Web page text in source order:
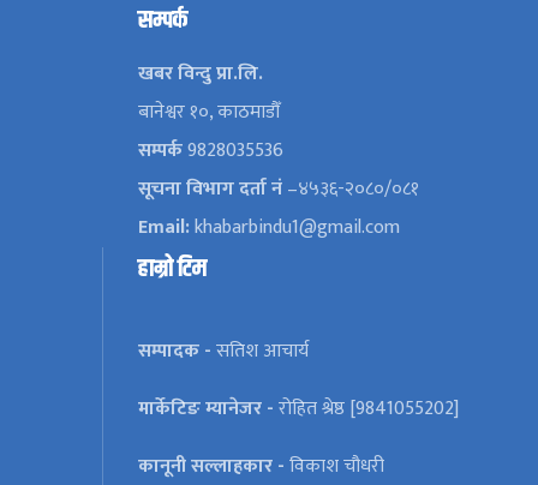
सम्पर्क
खबर विन्दु प्रा.लि.
बानेश्वर १०, काठमाडौँ
सम्पर्क9828035536
सूचना विभाग दर्ता नं–४५३६-२०८०/०८१
Email:khabarbindu1@gmail.com
हाम्रो टिम
सम्पादक -सतिश आचार्य
मार्केटिङ म्यानेजर -रोहित श्रेष्ठ [9841055202]
कानूनी सल्लाहकार -विकाश चौधरी